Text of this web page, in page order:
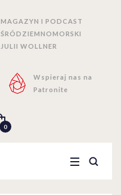
MAGAZYN I PODCAST
ŚRÓDZIEMNOMORSKI
JULII WOLLNER
Wspieraj nas na
Patronite
0